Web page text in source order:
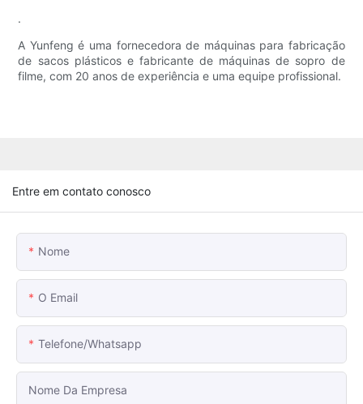
.
A Yunfeng é uma fornecedora de máquinas para fabricação
de sacos plásticos e fabricante de máquinas de sopro de
filme, com 20 anos de experiência e uma equipe profissional.
Entre em contato conosco
Nome
O Email
Telefone/whatsapp
Nome Da Empresa